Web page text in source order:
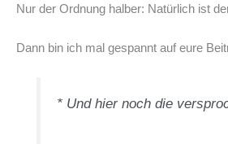
Nur der Ordnung halber: Natürlich ist
Dann bin ich mal gespannt auf eure
* Und hier noch die